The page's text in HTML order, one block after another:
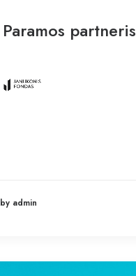
Paramos partneris
by admin